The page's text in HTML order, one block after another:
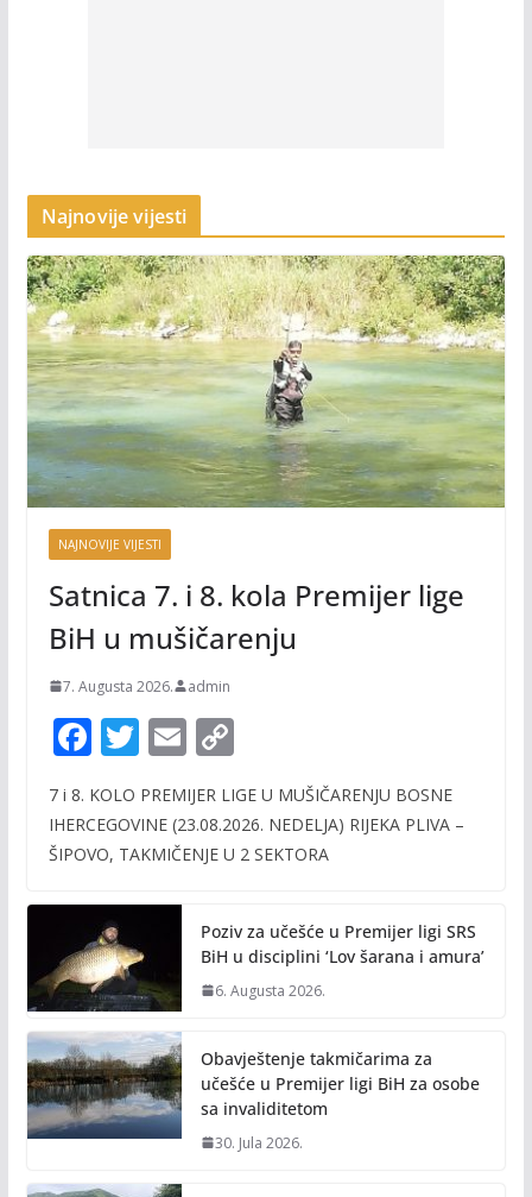
Najnovije vijesti
NAJNOVIJE VIJESTI
Satnica 7. i 8. kola Premijer lige
BiH u mušičarenju
7. Augusta 2026. admin
F
e
b
o
k
T
itt
er
E
ai
l
C
p
y
n
k
7 i 8. KOLO PREMIJER LIGE U MUŠIČARENJU BOSNE
IHERCEGOVINE (23.08.2026. NEDELJA) RIJEKA PLIVA –
ŠIPOVO, TAKMIČENJE U 2 SEKTORA
Poziv za učešće u Premijer ligi SRS
BiH u disciplini ‘Lov šarana i amura’
6. Augusta 2026.
Obavještenje takmičarima za
učešće u Premijer ligi BiH za osobe
sa invaliditetom
30. Jula 2026.